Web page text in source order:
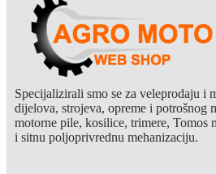
Specijalizirali smo se za veleprodaju i
dijelova, strojeva, opreme i potrošnog
motorne pile, kosilice, trimere, Tomos
i sitnu poljoprivrednu mehanizaciju.